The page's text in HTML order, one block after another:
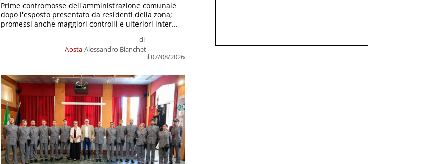
Aosta
di
Alessandro Bianchet
il 07/08/2026
Prime contromosse dell'amministrazione comunale
dopo l'esposto presentato da residenti della zona;
promessi anche maggiori controlli e ulteriori inter...